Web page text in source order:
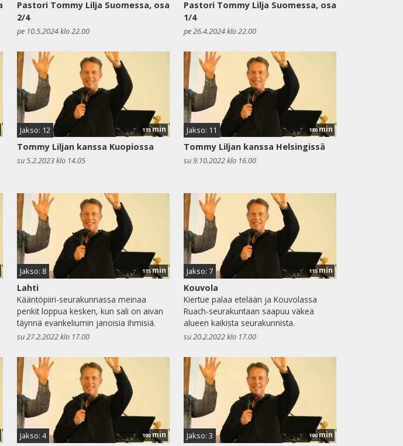
Pastori Tommy Lilja Suomessa, osa
2/4
pe 10.5.2024 klo 22.00
Pastori Tommy Lilja Suomessa, osa
1/4
pe 26.4.2024 klo 22.00
Jakso: 12 115min
Tommy Liljan kanssa Kuopiossa
su 5.2.2023 klo 14.05
Jakso: 11 180min
Tommy Liljan kanssa Helsingissä
su 9.10.2022 klo 16.00
Jakso: 8 115min
Lahti
Kääntöpiiri-seurakunnassa meinaa
penkit loppua kesken, kun sali on aivan
täynnä evankeliumin janoisia ihmisiä.
su 27.2.2022 klo 17.00
Jakso: 7 115min
Kouvola
Kiertue palaa etelään ja Kouvolassa
Ruach-seurakuntaan saapuu väkeä
alueen kaikista seurakunnista.
su 20.2.2022 klo 17.00
Jakso: 4 100min Jakso: 3 100min